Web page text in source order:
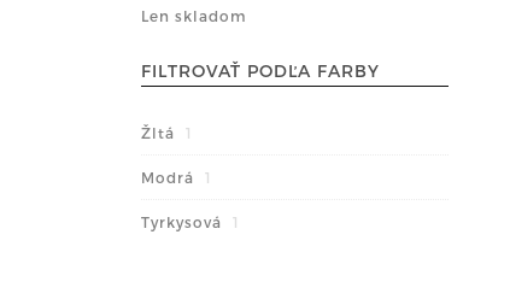
Len skladom
FILTROVAŤ PODĽA FARBY
Žltá 1
Modrá 1
Tyrkysová 1